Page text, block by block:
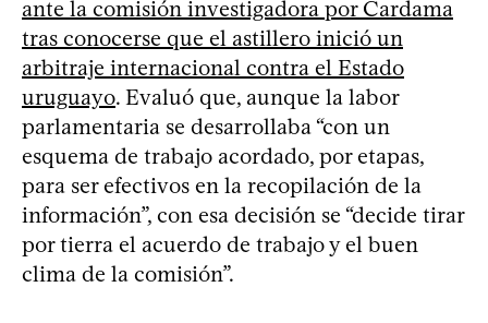
ante la comisión investigadora por Cardama
tras conocerse que el astillero inició un
arbitraje internacional contra el Estado
uruguayo. Evaluó que, aunque la labor
parlamentaria se desarrollaba “con un
esquema de trabajo acordado, por etapas,
para ser efectivos en la recopilación de la
información”, con esa decisión se “decide tirar
por tierra el acuerdo de trabajo y el buen
clima de la comisión”.